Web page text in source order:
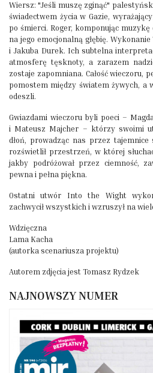
Wiersz: "Jeśli muszę zginąć"
świadectwem życia w Gazie,
po śmierci. Roger, komponując muzykę
na jego emocjonalną głębię.
i Jakuba Durek. Ich subtelna
atmosferę tęsknoty, a zarazem
zostaje zapomniana. Całość wieczoru,
pomostem między światem żywych, a
odeszli.
Gwiazdami wieczoru byli poeci –
i Mateusz Majcher – którzy swoimi
dłoń, prowadząc nas przez tajemnice
rozświetlił przestrzeń, w której
jakby podróżował przez ciemność,
pewna i pełna piękna.
Ostatni utwór Into the Wight
zachwycił wszystkich i wzruszył na
Wdzięczna
Lama Kacha
(autorka scenariusza projektu)
Autorem zdjęcia jest Tomasz Rydzek
NAJNOWSZY NUMER